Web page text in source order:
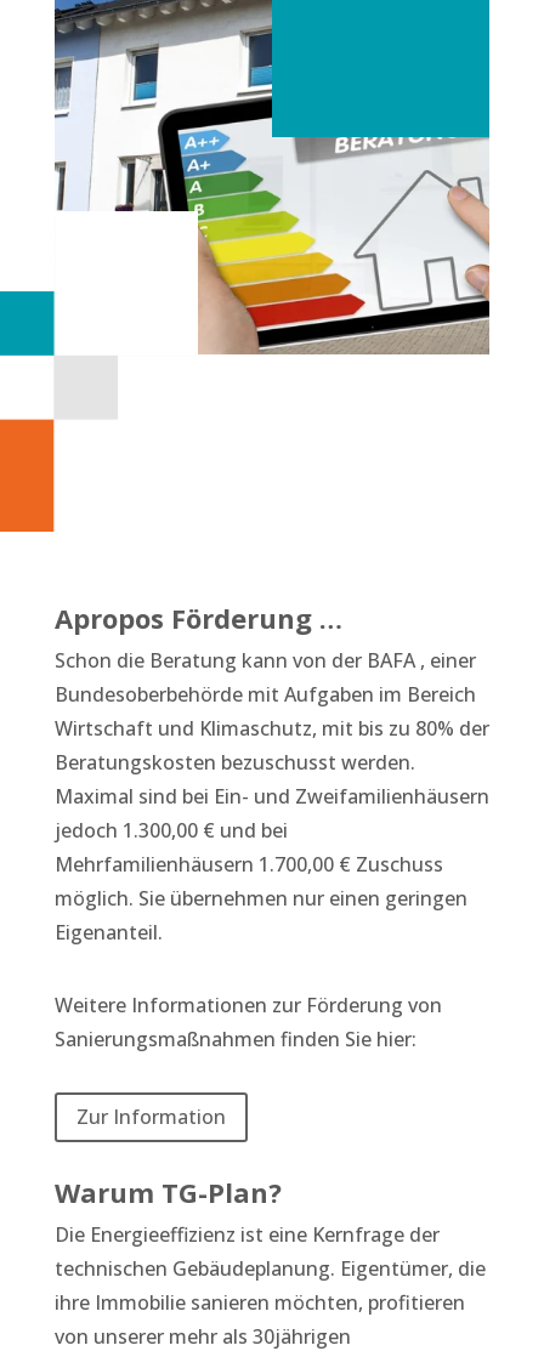
Apropos Förderung …
Schon die Beratung kann von der BAFA , einer
Bundesoberbehörde mit Aufgaben im Bereich
Wirtschaft und Klimaschutz, mit bis zu 80% der
Beratungskosten bezuschusst werden.
Maximal sind bei Ein- und Zweifamilienhäusern
jedoch 1.300,00 € und bei
Mehrfamilienhäusern 1.700,00 € Zuschuss
möglich. Sie übernehmen nur einen geringen
Eigenanteil.
Weitere Informationen zur Förderung von
Sanierungsmaßnahmen finden Sie hier:
Zur Information
Warum TG-Plan?
Die Energieeffizienz ist eine Kernfrage der
technischen Gebäudeplanung. Eigentümer, die
ihre Immobilie sanieren möchten, profitieren
von unserer mehr als 30jährigen